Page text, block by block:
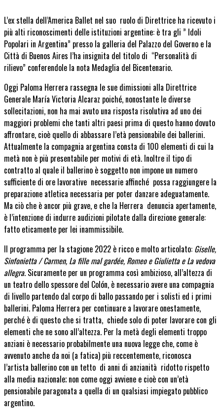
L’ex stella dell’America Ballet nel suo ruolo di Direttrice ha ricevuto i
più alti riconoscimenti delle istituzioni argentine: è tra gli ” Idoli
Popolari in Argentina” presso la galleria del Palazzo del Governo e la
Città di Buenos Aires l’ha insignita del titolo di “Personalità di
rilievo” conferendole la nota Medaglia del Bicentenario.
Oggi Paloma Herrera rassegna le sue dimissioni alla Direttrice
Generale María Victoria Alcaraz poiché, nonostante le diverse
sollecitazioni, non ha mai avuto una risposta risolutiva ad uno dei
maggiori problemi che tanti altri paesi prima di questo hanno dovuto
affrontare, cioè quello di abbassare l’età pensionabile dei ballerini.
Attualmente la compagnia argentina consta di 100 elementi di cui la
metà non è più presentabile per motivi di età. Inoltre il tipo di
contratto al quale il ballerino è soggetto non impone un numero
sufficiente di ore lavorative necessarie affinché possa raggiungere la
preparazione atletica necessaria per poter danzare adeguatamente.
Ma ciò che è ancor più grave, e che la Herrera denuncia apertamente,
è l’intenzione di indurre audizioni pilotate dalla direzione generale:
fatto eticamente per lei inammissibile.
Il programma per la stagione 2022 è ricco e molto articolato: Giselle,
Sinfonietta / Carmen, La fille mal gardée, Romeo e Giulietta e La vedova
allegra. Sicuramente per un programma così ambizioso, all’altezza di
un teatro dello spessore del Colón, è necessario avere una compagnia
di livello partendo dal corpo di ballo passando per i solisti ed i primi
ballerini. Paloma Herrera per continuare a lavorare onestamente,
perché è di questo che si tratta, chiede solo di poter lavorare con gli
elementi che ne sono all’altezza. Per la metà degli elementi troppo
anziani è necessario probabilmente una nuova legge che, come è
avvenuto anche da noi (a fatica) più reccentemente, riconosca
l’artista ballerino con un tetto di anni di anzianità ridotto rispetto
alla media nazionale; non come oggi avviene e cioè con un’età
pensionabile paragonata a quella di un qualsiasi impiegato pubblico
argentino.